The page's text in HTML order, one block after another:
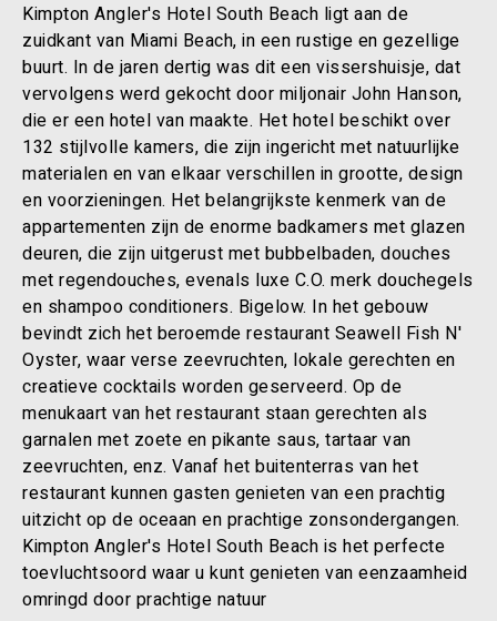
Kimpton Angler's Hotel South Beach ligt aan de
zuidkant van Miami Beach, in een rustige en gezellige
buurt. In de jaren dertig was dit een vissershuisje, dat
vervolgens werd gekocht door miljonair John Hanson,
die er een hotel van maakte. Het hotel beschikt over
132 stijlvolle kamers, die zijn ingericht met natuurlijke
materialen en van elkaar verschillen in grootte, design
en voorzieningen. Het belangrijkste kenmerk van de
appartementen zijn de enorme badkamers met glazen
deuren, die zijn uitgerust met bubbelbaden, douches
met regendouches, evenals luxe C.O. merk douchegels
en shampoo conditioners. Bigelow. In het gebouw
bevindt zich het beroemde restaurant Seawell Fish N'
Oyster, waar verse zeevruchten, lokale gerechten en
creatieve cocktails worden geserveerd. Op de
menukaart van het restaurant staan gerechten als
garnalen met zoete en pikante saus, tartaar van
zeevruchten, enz. Vanaf het buitenterras van het
restaurant kunnen gasten genieten van een prachtig
uitzicht op de oceaan en prachtige zonsondergangen.
Kimpton Angler's Hotel South Beach is het perfecte
toevluchtsoord waar u kunt genieten van eenzaamheid
omringd door prachtige natuur